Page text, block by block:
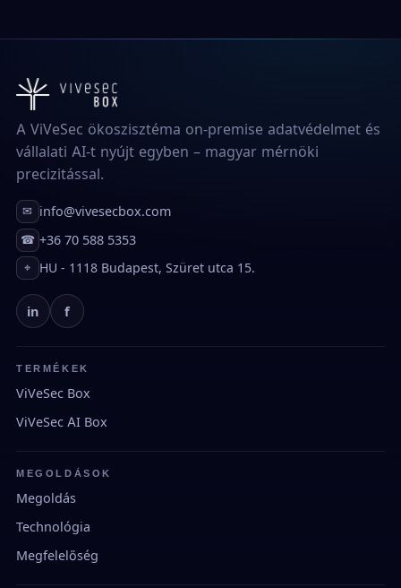
A ViVeSec ökoszisztéma on-premise adatvédelmet és
vállalati AI-t nyújt egyben – magyar mérnöki
precizitással.
✉ info@vivesecbox.com
☎ +36 70 588 5353
⌖ HU - 1118 Budapest, Szüret utca 15.
in f
TERMÉKEK
ViVeSec Box
ViVeSec AI Box
MEGOLDÁSOK
Megoldás
Technológia
Megfelelőség